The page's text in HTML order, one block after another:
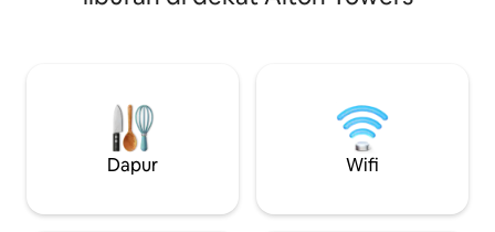
nyaman. Desain yang cerdas
disewa untuk penginapan Anda. Temui
hewan kami sambil berkeliaran di ladang
kami atau berjalan kaki dari properti ke
desa Dimmingsdale & Alton. Kami
Towers.
puncak POHON
menonton film
pepohonan..
panas berbahan
pelarian
terlupakan.
Dapur Wifi